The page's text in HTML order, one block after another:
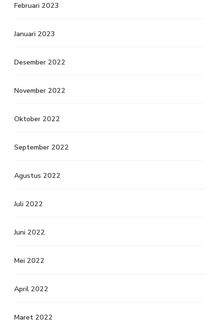
Februari 2023
Januari 2023
Desember 2022
November 2022
Oktober 2022
September 2022
Agustus 2022
Juli 2022
Juni 2022
Mei 2022
April 2022
Maret 2022